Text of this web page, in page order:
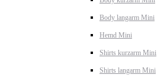
Body langarm Mini
Hemd Mini
Shirts kurzarm Mini
Shirts langarm Mini